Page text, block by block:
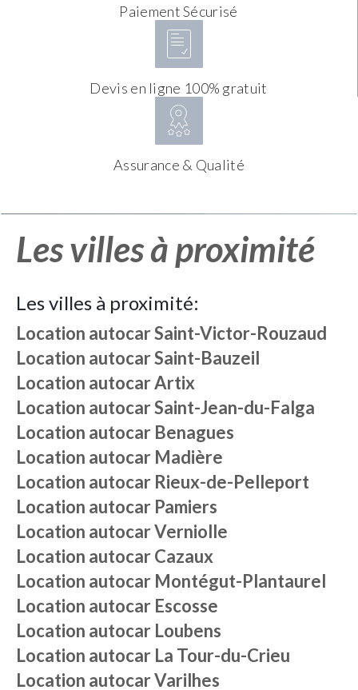
Paiement Sécurisé
Devis en ligne 100% gratuit
Assurance & Qualité
Les villes à proximité
Les villes à proximité:
Location autocarSaint-Victor-Rouzaud
Location autocarSaint-Bauzeil
Location autocarArtix
Location autocarSaint-Jean-du-Falga
Location autocar Benagues
Location autocar Madière
Location autocar Rieux-de-Pelleport
Location autocar Pamiers
Location autocarVerniolle
Location autocarCazaux
Location autocar Montégut-Plantaurel
Location autocar Escosse
Location autocar Loubens
Location autocar La Tour-du-Crieu
Location autocarVarilhes